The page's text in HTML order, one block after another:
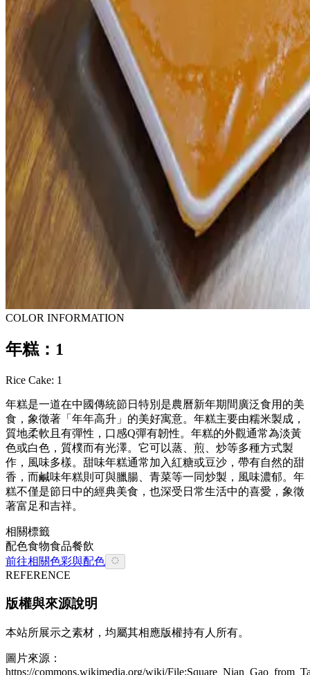
COLOR INFORMATION
年糕：1
Rice Cake: 1
年糕是一道在中國傳統節日特別是農曆新年期間廣泛食用的美
食，象徵著「年年高升」的美好寓意。年糕主要由糯米製成，
質地柔軟且有彈性，口感Q彈有韌性。年糕的外觀通常為淡黃
色或白色，質樸而有光澤。它可以蒸、煎、炒等多種方式製
作，風味多樣。甜味年糕通常加入紅糖或豆沙，帶有自然的甜
香，而鹹味年糕則可與臘腸、青菜等一同炒製，風味濃郁。年
糕不僅是節日中的經典美食，也深受日常生活中的喜愛，象徵
著富足和吉祥。
相關標籤
配色食物食品餐飲
前往相關色彩與配色
REFERENCE
版權與來源說明
本站所展示之素材，均屬其相應版權持有人所有。
圖片來源：
https://commons.wikimedia.org/wiki/